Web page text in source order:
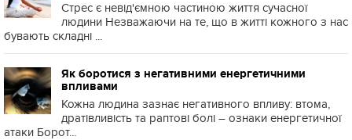
Стрес є невід'ємною частиною життя сучасної
людини Незважаючи на те, що в житті кожного з нас
бувають складні ...
Як боротися з негативними енергетичними
впливами
Кожна людина зазнає негативного впливу: втома,
дратівливість та раптові болі – ознаки енергетичної
атаки Борот...